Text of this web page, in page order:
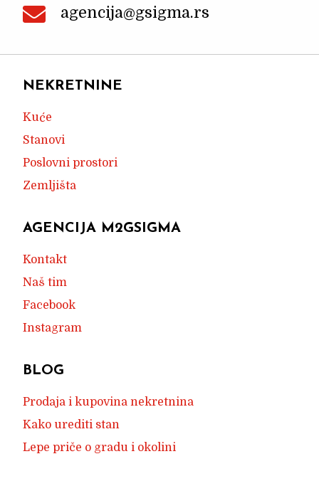
agencija@gsigma.rs
NEKRETNINE
Kuće
Stanovi
Poslovni prostori
Zemljišta
AGENCIJA M2GSIGMA
Kontakt
Naš tim
Facebook
Instagram
BLOG
Prodaja i kupovina nekretnina
Kako urediti stan
Lepe priče o gradu i okolini